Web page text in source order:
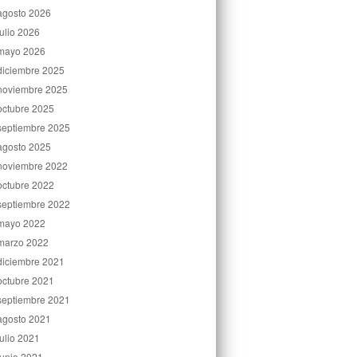
2026
2026
2026
2025
2025
2025
2025
2025
2022
2022
2022
2022
2022
2021
2021
2021
2021
2021